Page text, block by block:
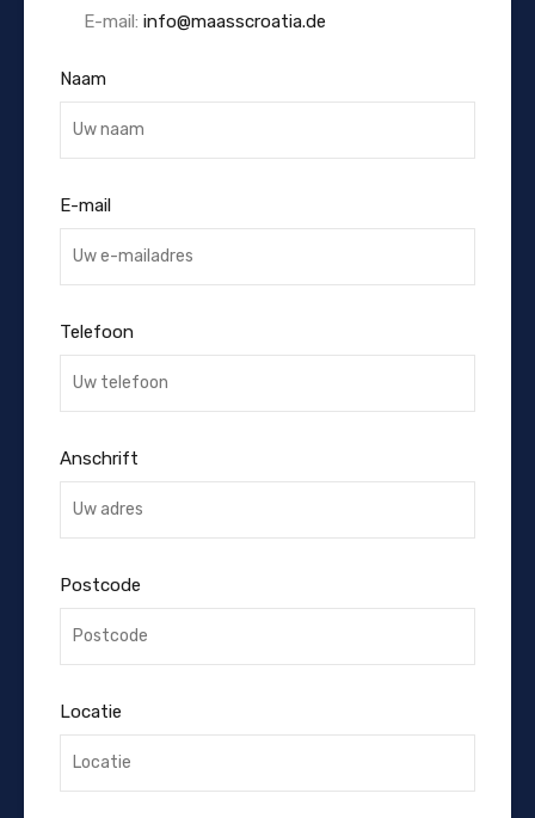
E-mail: info@maasscroatia.de
Naam
E-mail
Telefoon
Anschrift
Postcode
Locatie